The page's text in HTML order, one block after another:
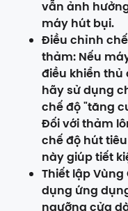
vẫn ảnh
máy hút bụi.
Điều chỉnh
thảm: Nếu
điều khiển thủ
hãy sử dụng
chế độ "tăng
Đối với thảm
chế độ hút
này giúp tiết
Thiết lập Vùng
dụng ứng
ngưỡng cửa